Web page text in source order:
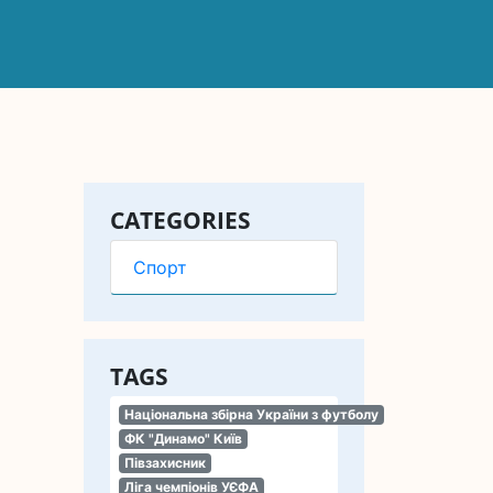
CATEGORIES
Спорт
TAGS
Національна збірна України з футболу
ФК "Динамо" Київ
Півзахисник
Ліга чемпіонів УЄФА